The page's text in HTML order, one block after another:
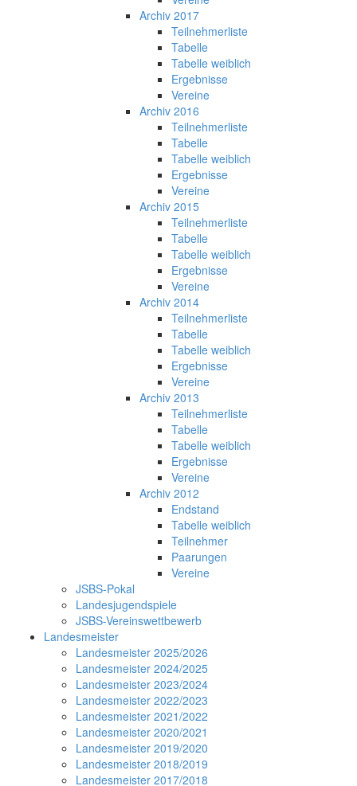
Archiv 2017
Teilnehmerliste
Tabelle
Tabelle weiblich
Ergebnisse
Vereine
Archiv 2016
Teilnehmerliste
Tabelle
Tabelle weiblich
Ergebnisse
Vereine
Archiv 2015
Teilnehmerliste
Tabelle
Tabelle weiblich
Ergebnisse
Vereine
Archiv 2014
Teilnehmerliste
Tabelle
Tabelle weiblich
Ergebnisse
Vereine
Archiv 2013
Teilnehmerliste
Tabelle
Tabelle weiblich
Ergebnisse
Vereine
Archiv 2012
Endstand
Tabelle weiblich
Teilnehmer
Paarungen
Vereine
JSBS-Pokal
Landesjugendspiele
JSBS-Vereinswettbewerb
Landesmeister
Landesmeister 2025/2026
Landesmeister 2024/2025
Landesmeister 2023/2024
Landesmeister 2022/2023
Landesmeister 2021/2022
Landesmeister 2020/2021
Landesmeister 2019/2020
Landesmeister 2018/2019
Landesmeister 2017/2018